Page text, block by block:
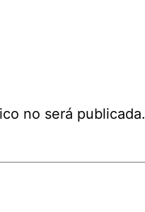
no será publicada.